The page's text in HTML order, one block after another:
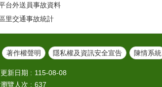
台外送員事故資料
區里交通事故統計
著作權聲明 隱私權及資訊安全宣告 陳情系統
更新日期
115-08-08
瀏覽人次
637